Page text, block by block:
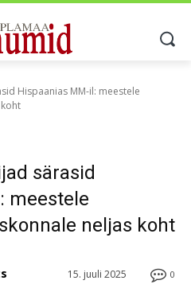
Hispaanias MM-il: meestele
särasid
meestele
neljas koht
0
15. juuli 2025